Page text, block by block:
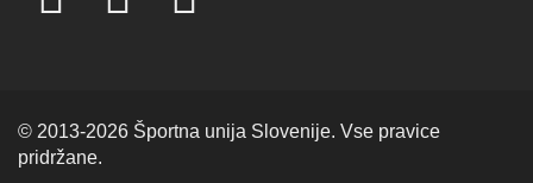
© 2013-2026 Športna unija Slovenije. Vse pravice
pridržane.